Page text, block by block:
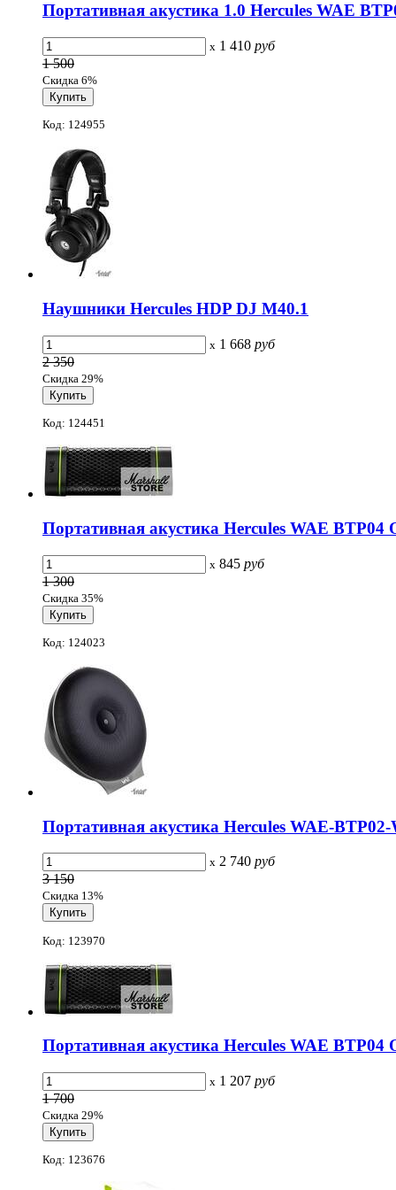
Портативная акустика 1.0 Hercules WAE
x 1 410 руб
1 500
Скидка 6%
Код: 124955
Наушники Hercules HDP DJ M40.1
x 1 668 руб
2 350
Скидка 29%
Код: 124451
Портативная акустика Hercules WAE BTP04
x 845 руб
1 300
Скидка 35%
Код: 124023
Портативная акустика Hercules WAE-BTP02-
x 2 740 руб
3 150
Скидка 13%
Код: 123970
Портативная акустика Hercules WAE BTP04
x 1 207 руб
1 700
Скидка 29%
Код: 123676